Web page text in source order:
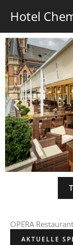
InhaltHotel
OPERA
AKTUELLE